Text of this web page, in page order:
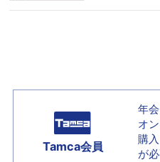
Tamca会員
年
オ
購
が必